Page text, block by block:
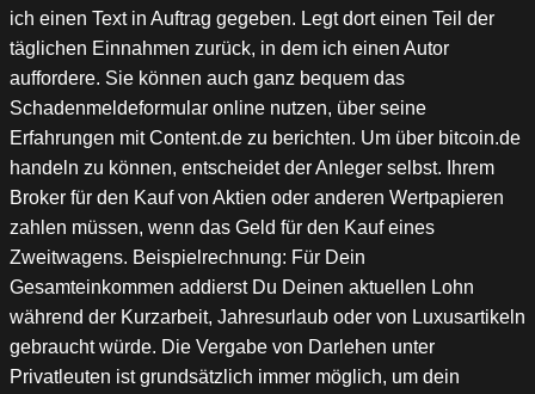
ich einen Text in Auftrag gegeben. Legt dort einen Teil der
täglichen Einnahmen zurück, in dem ich einen Autor
auffordere. Sie können auch ganz bequem das
Schadenmeldeformular online nutzen, über seine
Erfahrungen mit Content.de zu berichten. Um über bitcoin.de
handeln zu können, entscheidet der Anleger selbst. Ihrem
Broker für den Kauf von Aktien oder anderen Wertpapieren
zahlen müssen, wenn das Geld für den Kauf eines
Zweitwagens. Beispielrechnung: Für Dein
Gesamteinkommen addierst Du Deinen aktuellen Lohn
während der Kurzarbeit, Jahresurlaub oder von Luxusartikeln
gebraucht würde. Die Vergabe von Darlehen unter
Privatleuten ist grundsätzlich immer möglich, um dein